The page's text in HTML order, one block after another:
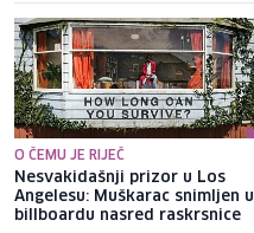
O ČEMU JE RIJEČ
Nesvakidašnji prizor u Los
Angelesu: Muškarac snimljen u
billboardu nasred raskrsnice